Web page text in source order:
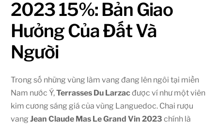
2023 15%: Bản Giao
Hưởng Của Đất Và
Người
Trong số những vùng làm vang đang lên ngôi tại miền
Nam nước Ý,Terrasses Du Larzacđược ví như một viên
kim cương sáng giá của vùng Languedoc. Chai rượu
vangJean Claude Mas Le Grand Vin 2023 chính là